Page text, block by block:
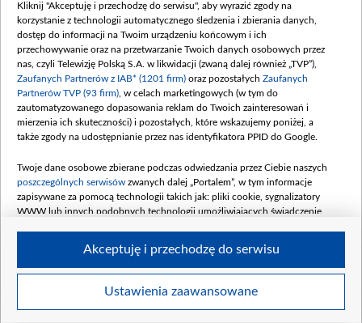
Procedura zgłoszeń wewnętrznych
© 2026 Telewizja Polska S. A. w likwidacji
Kliknij "Akceptuję i przechodzę do serwisu", aby wyrazić zgody na
korzystanie z technologii automatycznego śledzenia i zbierania danych,
dostęp do informacji na Twoim urządzeniu końcowym i ich
przechowywanie oraz na przetwarzanie Twoich danych osobowych przez
nas, czyli Telewizję Polską S.A. w likwidacji (zwaną dalej również „TVP”),
Zaufanych Partnerów z IAB* (1201 firm) oraz pozostałych Zaufanych
Partnerów TVP (93 firm) , w celach marketingowych (w tym do
zautomatyzowanego dopasowania reklam do Twoich zainteresowań i
mierzenia ich skuteczności) i pozostałych, które wskazujemy poniżej, a
także zgody na udostępnianie przez nas identyfikatora PPID do Google.
Twoje dane osobowe zbierane podczas odwiedzania przez Ciebie naszych
poszczególnych serwisów zwanych dalej „Portalem”, w tym informacje
zapisywane za pomocą technologii takich jak: pliki cookie, sygnalizatory
WWW lub innych podobnych technologii umożliwiających świadczenie
Twoje dane osobowe zbierane podczas odwiedzania przez Ciebie
Ustawienia zaawansowane
Akceptuję i przechodzę do serwisu